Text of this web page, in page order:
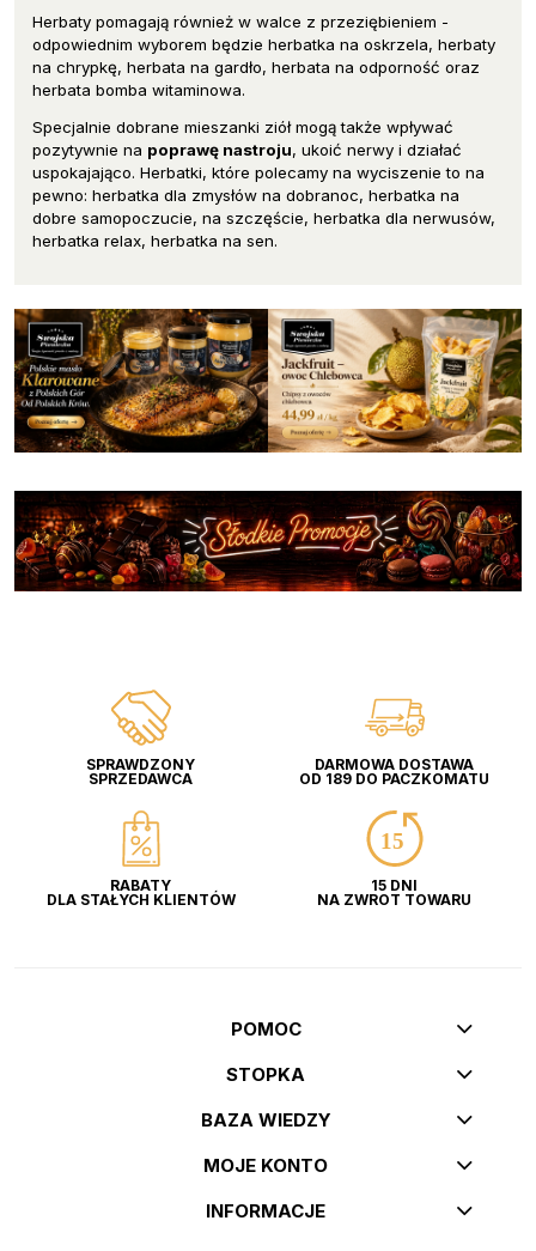
Herbaty pomagają również w walce z przeziębieniem -
odpowiednim wyborem będzie herbatka na oskrzela, herbaty
na chrypkę, herbata na gardło, herbata na odporność oraz
herbata bomba witaminowa.
Specjalnie dobrane mieszanki ziół mogą także wpływać
pozytywnie na poprawę nastroju, ukoić nerwy i działać
uspokajająco. Herbatki, które polecamy na wyciszenie to na
pewno: herbatka dla zmysłów na dobranoc, herbatka na
dobre samopoczucie, na szczęście, herbatka dla nerwusów,
herbatka relax, herbatka na sen.
SPRAWDZONY
SPRZEDAWCA
DARMOWA DOSTAWA
OD 189 DO PACZKOMATU
RABATY
DLA STAŁYCH KLIENTÓW
15 DNI
NA ZWROT TOWARU
POMOC
STOPKA
BAZA WIEDZY
MOJE KONTO
INFORMACJE